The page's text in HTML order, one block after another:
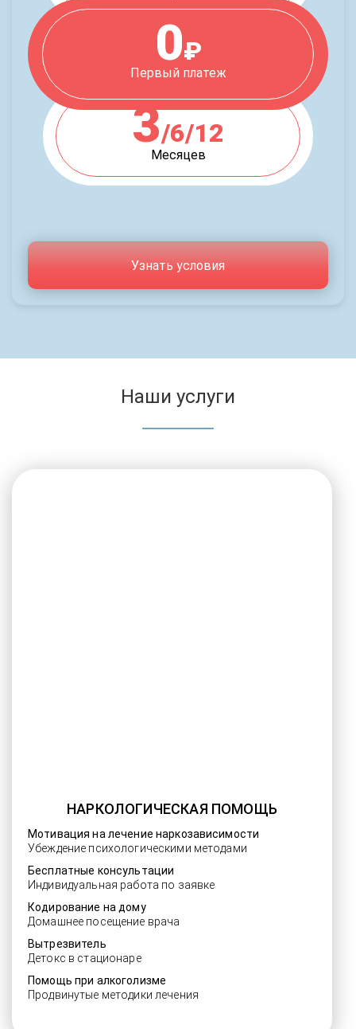
0₽
Первый платеж
3/6/12
Месяцев
Узнать условия
Наши услуги
НАРКОЛОГИЧЕСКАЯ ПОМОЩЬ
Мотивация на лечение наркозависимости
Убеждение психологическими методами
Бесплатные консультации
Индивидуальная работа по заявке
Кодирование на дому
Домашнее посещение врача
Вытрезвитель
Детокс в стационаре
Помощь при алкоголизме
Продвинутые методики лечения